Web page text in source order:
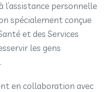
l’assistance personnelle
spécialement conçue
et des Services
les gens
en collaboration avec